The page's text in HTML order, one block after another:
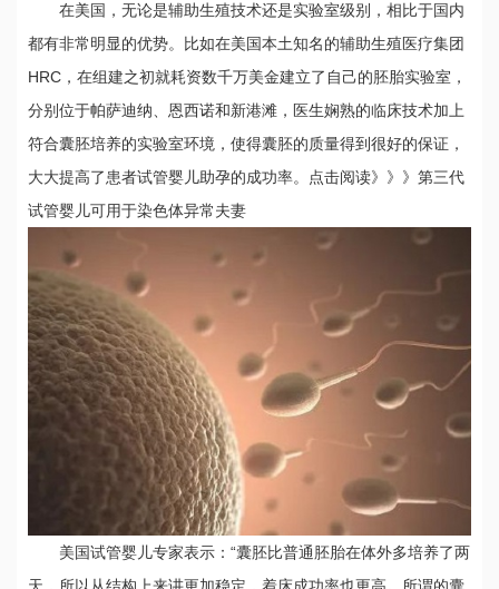
在美国，无论是辅助生殖技术还是实验室级别，相比于国内
都有非常明显的优势。比如在美国本土知名的辅助生殖医疗集团
HRC，在组建之初就耗资数千万美金建立了自己的胚胎实验室，
分别位于帕萨迪纳、恩西诺和新港滩，医生娴熟的临床技术加上
符合囊胚培养的实验室环境，使得囊胚的质量得到很好的保证，
大大提高了患者试管婴儿助孕的成功率。点击阅读》》》第三代
试管婴儿可用于染色体异常夫妻
美国试管婴儿专家表示：“囊胚比普通胚胎在体外多培养了两